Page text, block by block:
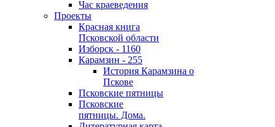
Час краеведения
Проекты
Красная книга
Псковской области
Изборск - 1160
Карамзин - 255
История Карамзина о
Пскове
Псковские пятницы
Псковские
пятницы. Дома.